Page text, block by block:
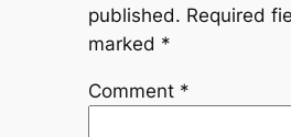
published. Required
marked *
Comment *